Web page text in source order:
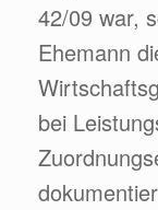
42/09 war,
Ehemann
bei